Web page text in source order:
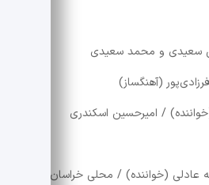
سعیدی و محمد سعیدی
(آهنگساز)
/ امیرحسین اسکندری
عادلی (خواننده) / محلی خراسان